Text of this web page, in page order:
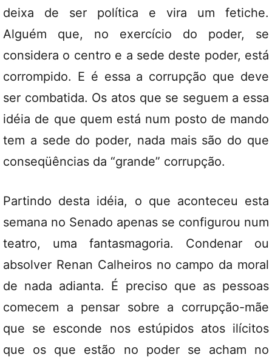
deixa de ser política e vira um fetiche.
Alguém que, no exercício do poder, se
considera o centro e a sede deste poder, está
corrompido. E é essa a corrupção que deve
ser combatida. Os atos que se seguem a essa
idéia de que quem está num posto de mando
tem a sede do poder, nada mais são do que
conseqüências da “grande” corrupção.
Partindo desta idéia, o que aconteceu esta
semana no Senado apenas se configurou num
teatro, uma fantasmagoria. Condenar ou
absolver Renan Calheiros no campo da moral
de nada adianta. É preciso que as pessoas
comecem a pensar sobre a corrupção-mãe
que se esconde nos estúpidos atos ilícitos
que os que estão no poder se acham no